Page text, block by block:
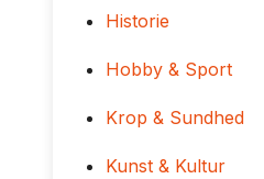
Historie
Hobby & Sport
Krop & Sundhed
Kunst & Kultur